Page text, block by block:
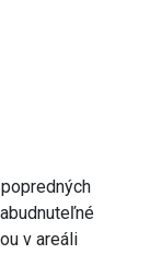
v areáli